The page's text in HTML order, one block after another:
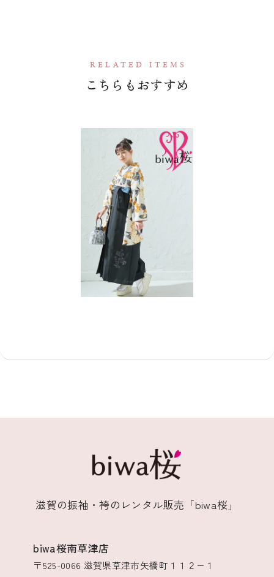
RELATED ITEMS
こちらもおすすめ
滋賀の振袖・袴のレンタル販売「biwa桜」
biwa桜南草津店
〒525-0066 滋賀県草津市矢橋町１１２−１